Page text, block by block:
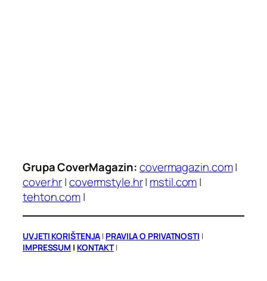
Grupa CoverMagazin:covermagazin.com|
cover.hr|covermstyle.hr| mstil.com|
tehton.com|
UVJETI KORIŠTENJA | PRAVILA O PRIVATNOSTI |
IMPRESSUM | KONTAKT|